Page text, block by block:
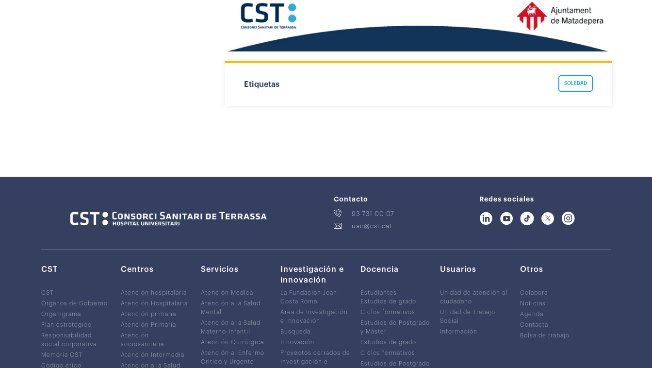
Etiquetas SOLEDAD
Contacto
93 731 00 07
uac@cst.cat
Redes sociales
CST
CST
Órganos de Gobierno
Organigrama
Plan estratégico
Responsabilidad
social corporativa
Memoria CST
Código ético
Centros
Atención hospitalaria
Atención Hospitalaria
Atención primaria
Atención Primaria
Atención
sociosanitaria
Atención Intermedia
Atención a la Salud
Servicios
Atención Médica
Atención a la Salud
Mental
Atención a la Salud
Materno-Infantil
Atención Quirúrgica
Atención al Enfermo
Crítico y Urgente
Investigación e
innovación
La Fundación Joan
Costa Roma
Área de Investigación
e Innovación
Búsqueda
Innovación
Proyectos cerrados de
Investigación e
Docencia
Estudiantes
Estudios de grado
Ciclos formativos
Estudios de Postgrado
y Máster
Estudios de grado
Ciclos formativos
Estudios de Postgrado
Usuarios
Unidad de atención al
ciudadano
Unidad de Trabajo
Social
Información
Otros
Colabora
Noticias
Agenda
Contacta
Bolsa de trabajo